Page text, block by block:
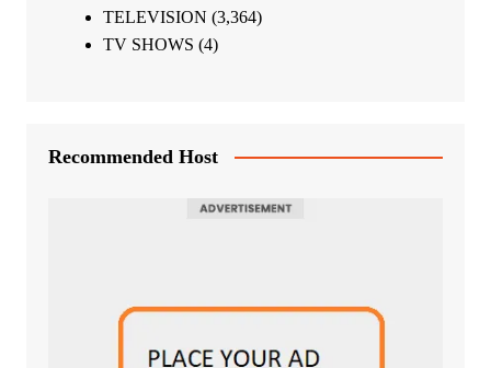
TELEVISION (3,364)
TV SHOWS (4)
Recommended Host